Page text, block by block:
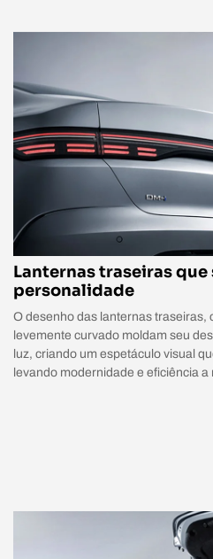
Lanternas traseiras que
personalidade
O desenho das lanternas traseiras,
levemente curvado moldam seu
luz, criando um espetáculo visual
levando modernidade e eficiência a